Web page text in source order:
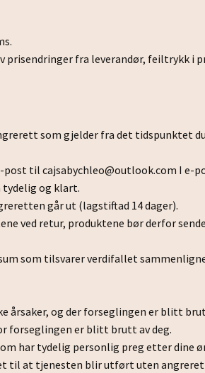
fra leverandør, feiltrykk i
som gjelder fra det tidspunktet
post tilcajsabychleo@outlook.com I e-
og klart.
går ut (lagstiftad 14 dager).
ved retur, produktene bør derfor
som tilsvarer verdifallet
årsaker, og der forseglingen er blitt
forseglingen er blitt brutt av deg.
har tydelig personlig preg etter dine
til at tjenesten blir utført uten